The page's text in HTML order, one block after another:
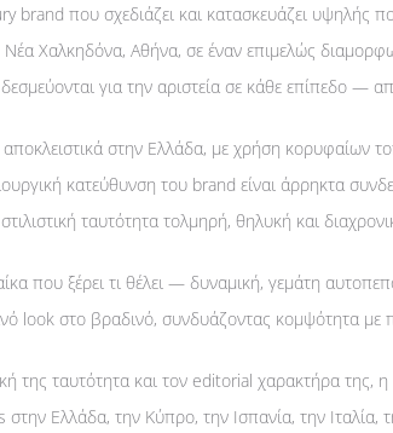
brand που σχεδιάζει και κατασκευάζει υψηλής
Χαλκηδόνα, Αθήνα, σε έναν επιμελώς
για την αριστεία σε κάθε επίπεδο —
στην Ελλάδα, με χρήση κορυφαίων
κατεύθυνση του brand είναι άρρηκτα
ταυτότητα τολμηρή, θηλυκή και
που ξέρει τι θέλει — δυναμική, γεμάτη
look στο βραδινό, συνδυάζοντας κομψότητα με
της ταυτότητα και τον editorial χαρακτήρα της,
Ελλάδα, την Κύπρο, την Ισπανία, την Ιταλία,